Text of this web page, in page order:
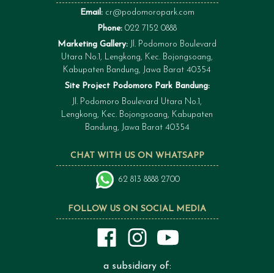
FOLLOW US ON SOCIAL MEDIA
a subsidiary of:
CHAT WITH US ON WHATSAPP
62 813 8888 2700
Email: cr@podomoropark.com
Phone: 022 7152 0888
Marketing Gallery: Jl. Podomoro Boulevard
Utara No.1, Lengkong, Kec. Bojongsoang,
Kabupaten Bandung, Jawa Barat 40354
Site Project Podomoro Park Bandung:
Jl. Podomoro Boulevard Utara No.1,
Lengkong, Kec. Bojongsoang, Kabupaten
Bandung, Jawa Barat 40354